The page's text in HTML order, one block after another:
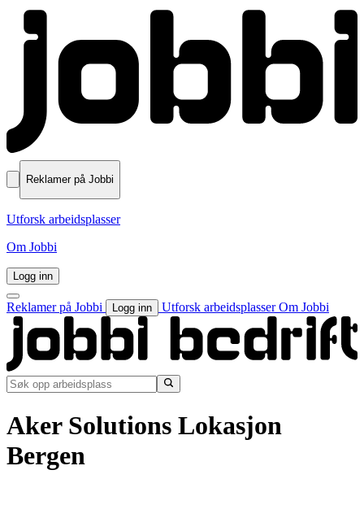
Reklamer på Jobbi
Utforsk arbeidsplasser
Om Jobbi
Logg inn
Reklamer på Jobbi Logg inn Utforsk arbeidsplasserOm Jobbi
Aker Solutions Lokasjon
Bergen